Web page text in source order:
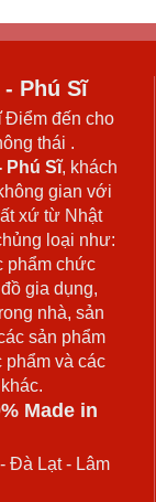
Phú Sĩ
Điểm đến cho
thái .
Phú Sĩ, khách
gian với
xứ từ Nhật
loại như:
phẩm chức
gia dụng,
nhà, sản
sản phẩm
phẩm và các
Made in
Đà Lạt - Lâm